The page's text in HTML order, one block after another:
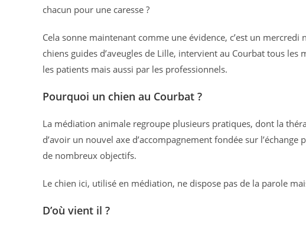
chacun pour une caresse ?
Cela sonne maintenant comme une évidence, c’est un
chiens guides d’aveugles de Lille, intervient au Courbat tous
les patients mais aussi par les professionnels.
Pourquoi un chien au Courbat ?
La médiation animale regroupe plusieurs pratiques, dont la
d’avoir un nouvel axe d’accompagnement fondée sur
de nombreux objectifs.
Le chien ici, utilisé en médiation, ne dispose pas de la parole
D’où vient il ?